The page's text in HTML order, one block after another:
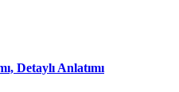
Detaylı Anlatımı